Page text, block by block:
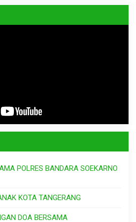
POLRES BANDARA SOEKARNO
KOTA TANGERANG
DOA BERSAMA